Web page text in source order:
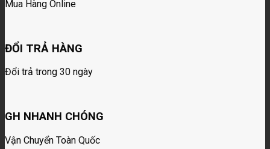
Mua Hàng Online
ĐỔI TRẢ HÀNG
Đổi trả trong 30 ngày
GH NHANH CHÓNG
Vận Chuyển Toàn Quốc